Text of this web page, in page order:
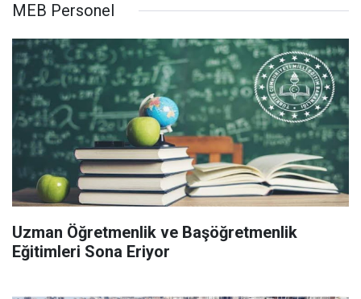
MEB Personel
Uzman Öğretmenlik ve Başöğretmenlik
Eğitimleri Sona Eriyor